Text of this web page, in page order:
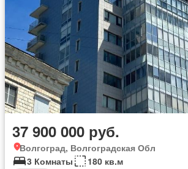
37 900 000 руб.
Волгоград, Волгоградская Обл
3 Комнаты
180 кв.м